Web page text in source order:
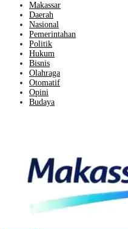
Makassar
Daerah
Nasional
Pemerintahan
Politik
Hukum
Bisnis
Olahraga
Otomatif
Opini
Budaya